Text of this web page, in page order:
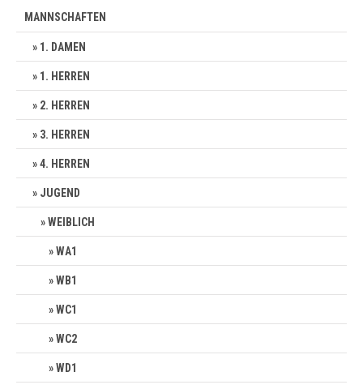
MANNSCHAFTEN
1. DAMEN
1. HERREN
2. HERREN
3. HERREN
4. HERREN
JUGEND
WEIBLICH
WA1
WB1
WC1
WC2
WD1